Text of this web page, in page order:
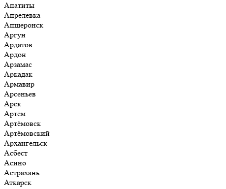
Апатиты
Апрелевка
Апшеронск
Аргун
Ардатов
Ардон
Арзамас
Аркадак
Армавир
Арсеньев
Арск
Артём
Артёмовск
Артёмовский
Архангельск
Асбест
Асино
Астрахань
Аткарск